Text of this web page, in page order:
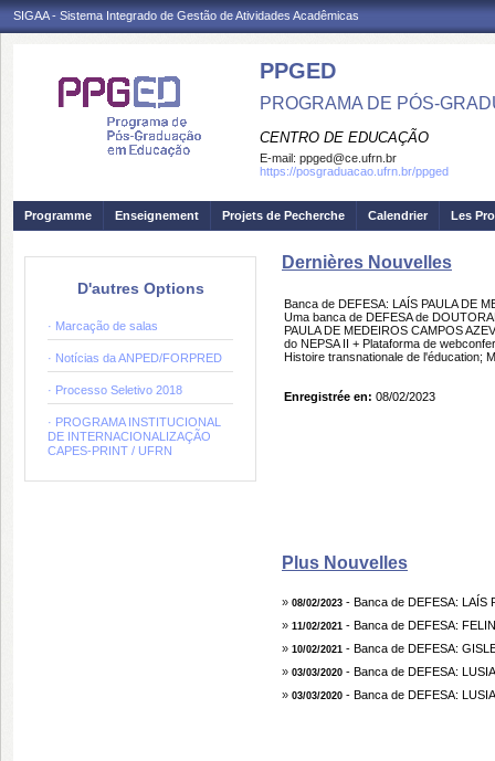
SIGAA - Sistema Integrado de Gestão de Atividades Acadêmicas
PPGED
PROGRAMA DE PÓS-
CENTRO DE EDUCAÇÃO
E-mail: ppged@ce.ufrn.br
https://posgraduacao.ufrn.br/ppged
Programme Enseignement Projets de Pecherche Calendrier Les
D'autres Options
· Marcação de salas
· Notícias da ANPED/FORPRED
· Processo Seletivo 2018
· PROGRAMA INSTITUCIONAL
DE INTERNACIONALIZAÇÃO
CAPES-PRINT / UFRN
Dernières Nouvelles
Banca de DEFESA: LAÍS PAULA DE
Uma banca de DEFESA de
PAULA DE MEDEIROS CAMPOS
do NEPSA II + Plataforma de
Histoire transnationale de l'éducation;
Enregistrée en: 08/02/2023
Plus Nouvelles
» 08/02/2023 - Banca de DEFESA: LAÍS
» 11/02/2021 - Banca de DEFESA:
» 10/02/2021 - Banca de DEFESA:
» 03/03/2020 - Banca de DEFESA:
» 03/03/2020 - Banca de DEFESA: